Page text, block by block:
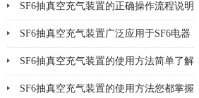
SF6抽真空充气装置的正确操作流程说明
SF6抽真空充气装置广泛应用于SF6电器
产品
SF6抽真空充气装置的使用方法简单了解
一下
SF6抽真空充气装置的使用方法您都掌握